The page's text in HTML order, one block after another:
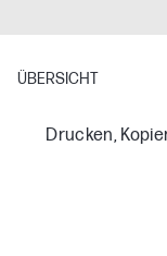
ÜBERSICHT
Drucken,